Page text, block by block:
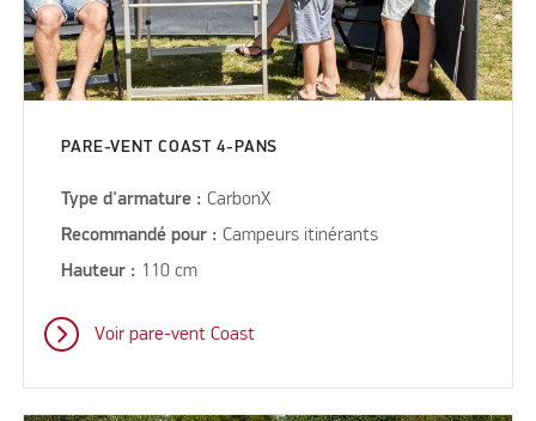
PARE-VENT COAST 4-PANS
Type d'armature : CarbonX
Recommandé pour :Campeurs itinérants
Hauteur : 110 cm
Voir pare-vent Coast